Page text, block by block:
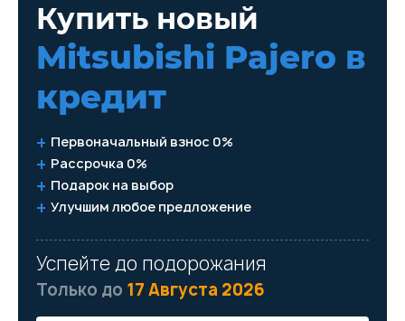
Купить новый
Mitsubishi Pajero в
кредит
Первоначальный взнос 0%
Рассрочка 0%
Подарок на выбор
Улучшим любое предложение
Успейте до подорожания
Только до 17 Августа 2026